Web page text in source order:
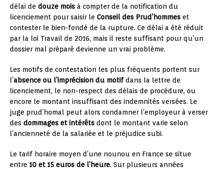
délai de douze mois à compter de la notification du
licenciement pour saisir le Conseil des Prud’hommes et
contester le bien-fondé de la rupture. Ce délai a été réduit
par la loi Travail de 2016, mais il reste suffisant pour qu’un
dossier mal préparé devienne un vrai problème.
Les motifs de contestation les plus fréquents portent sur
l’absence ou l’imprécision du motifdans la lettre de
licenciement, le non-respect des délais de procédure, ou
encore le montant insuffisant des indemnités versées. Le
juge prud’homal peut alors condamner l’employeur à verser
des dommages et intérêts dont le montant varie selon
l’ancienneté de la salariée et le préjudice subi.
Le tarif horaire moyen d’une nounou en France se situe
entre 10 et 15 euros de l’heure. Sur plusieurs années